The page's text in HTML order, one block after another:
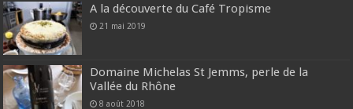
A la découverte du Café Tropisme
21 mai 2019
Domaine Michelas St Jemms, perle de la
Vallée du Rhône
8 août 2018